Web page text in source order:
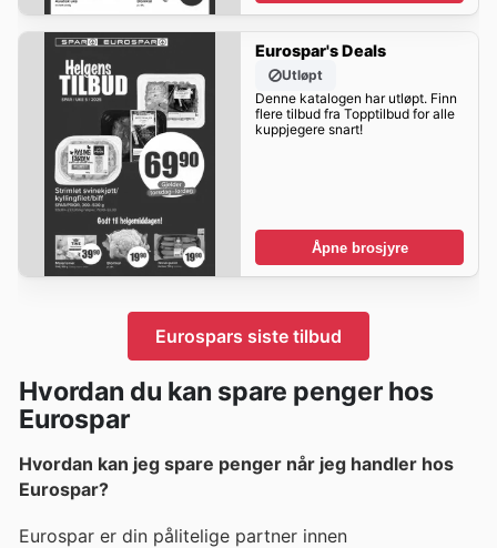
Eurospar's Deals
Utløpt
Denne katalogen har utløpt. Finn
flere tilbud fra Topptilbud for alle
kuppjegere snart!
Åpne brosjyre
Eurospars siste tilbud
Hvordan du kan spare penger hos
Eurospar
Hvordan kan jeg spare penger når jeg handler hos
Eurospar?
Eurospar er din pålitelige partner innen